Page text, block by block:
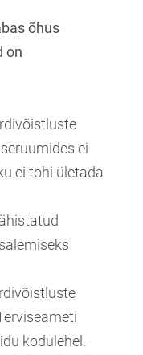
õhus
on
ei
ei tohi ületada
kodulehel.